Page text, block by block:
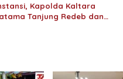
Kapolda Kaltara
Tanjung Redeb dan